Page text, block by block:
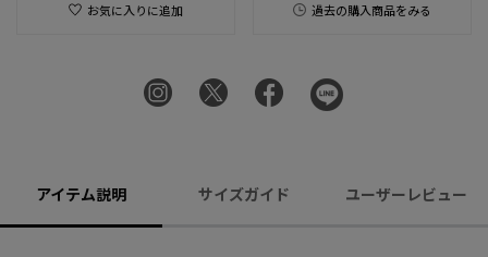
お気に入りに追加 過去の購入商品をみる
アイテム説明 サイズガイド ユーザーレビュー